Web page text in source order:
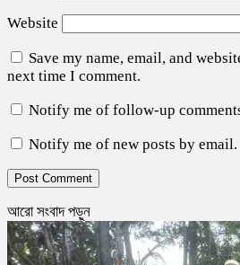
Website
Save my name, email, and
next time I comment.
Notify me of follow-up
Notify me of new posts by email.
আরো সংবাদ পড়ুন